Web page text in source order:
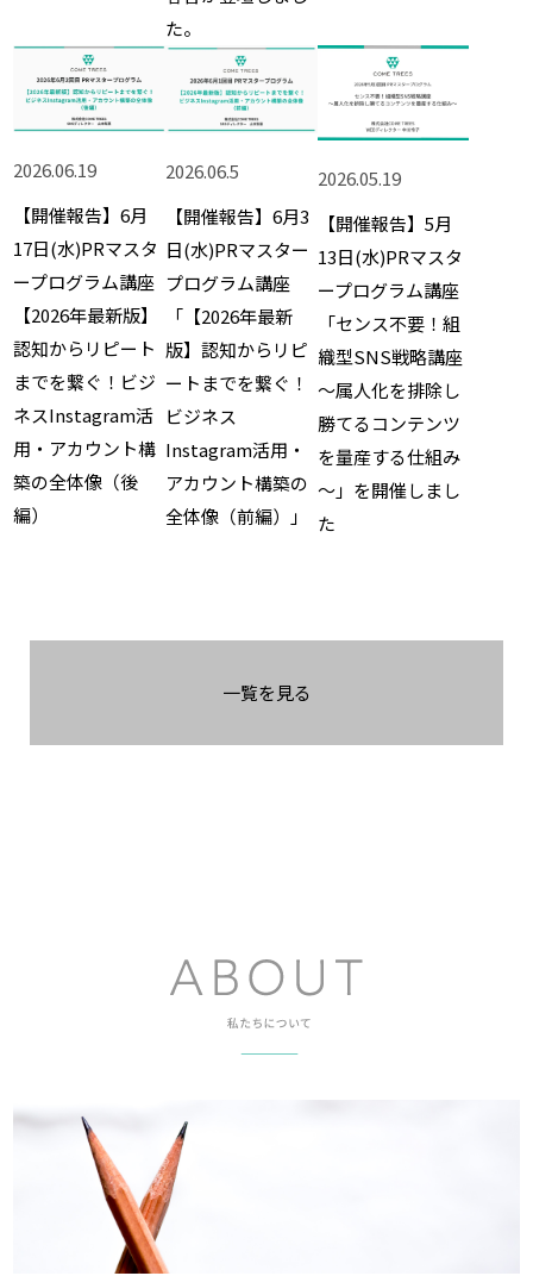
た。
2026.06.19
【開催報告】6月
17日(水)PRマスタ
ープログラム講座
【2026年最新版】
認知からリピート
までを繋ぐ！ビジ
ネスInstagram活
用・アカウント構
築の全体像（後
編）
2026.06.5
【開催報告】6月3
日(水)PRマスター
プログラム講座
「【2026年最新
版】認知からリピ
ートまでを繋ぐ！
ビジネス
Instagram活用・
アカウント構築の
全体像（前編）」
2026.05.19
【開催報告】5月
13日(水)PRマスタ
ープログラム講座
「センス不要！組
織型SNS戦略講座
～属人化を排除し
勝てるコンテンツ
を量産する仕組み
～」を開催しまし
た
一覧を見る